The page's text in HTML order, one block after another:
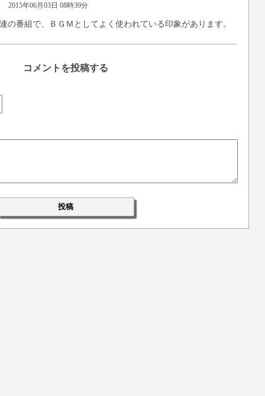
2015年06月03日 08時39分
の番組で、ＢＧＭとしてよく使われている印象があります。
コメントを投稿する